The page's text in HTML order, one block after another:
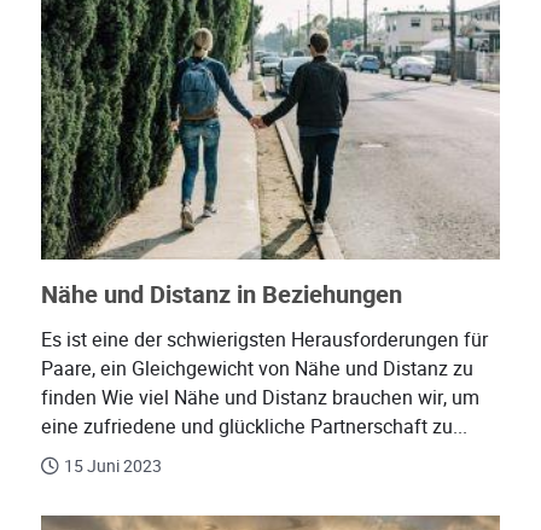
Nähe und Distanz in Beziehungen
Es ist eine der schwierigsten Herausforderungen für
Paare, ein Gleichgewicht von Nähe und Distanz zu
finden Wie viel Nähe und Distanz brauchen wir, um
eine zufriedene und glückliche Partnerschaft zu...
15 Juni 2023